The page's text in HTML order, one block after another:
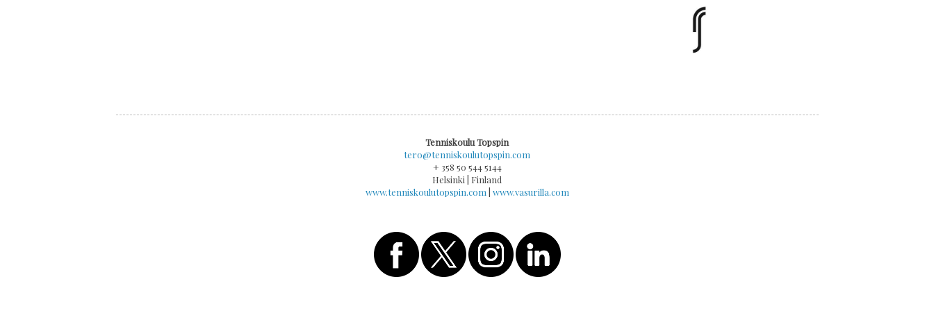
Tenniskoulu Topspin
tero@tenniskoulutopspin.com
+ 358 50 544 5144
Helsinki | Finland
www.tenniskoulutopspin.com www.vasurilla.com